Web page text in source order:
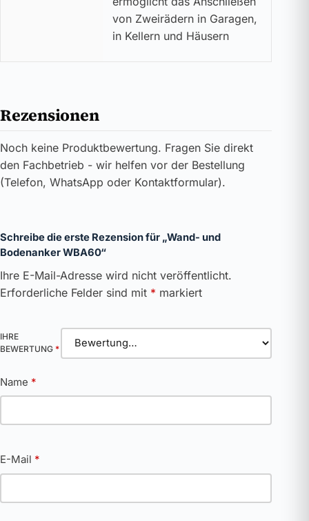
von Zweirädern in Garagen,
in Kellern und Häusern
Rezensionen
Noch keine Produktbewertung. Fragen Sie direkt
den Fachbetrieb - wir helfen vor der Bestellung
(Telefon, WhatsApp oder Kontaktformular).
Schreibe die erste Rezension für „Wand- und
Bodenanker WBA60“
Ihre E-Mail-Adresse wird nicht veröffentlicht.
Erforderliche Felder sind mit * markiert
IHRE
BEWERTUNG *
Name *
E-Mail *